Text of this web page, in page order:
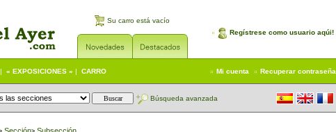
Su carro está vacío
Regístrese como usuario aqúi!
| « EXPOSICIONES » | CARRO Mi cuenta Recuperar contraseña
Búsqueda avanzada